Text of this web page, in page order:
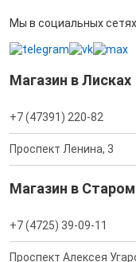
Мы в социальных
Магазин в Лисках
+7 (47391) 220-82
Проспект Ленина, 3
Магазин в
+7 (4725) 39-09-11
Проспект Алексея